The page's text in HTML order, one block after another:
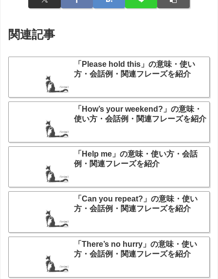
関連記事
「Please hold this」の意味・使い
方・会話例・関連フレーズを紹介
「How’s your weekend?」の意味・
使い方・会話例・関連フレーズを紹介
「Help me」の意味・使い方・会話
例・関連フレーズを紹介
「Can you repeat?」の意味・使い
方・会話例・関連フレーズを紹介
「There’s no hurry」の意味・使い
方・会話例・関連フレーズを紹介